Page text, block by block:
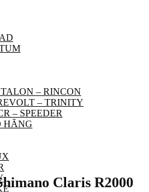
– RINCON
– TRINITY
– SPEEDER
HÃNG
Claris R2000